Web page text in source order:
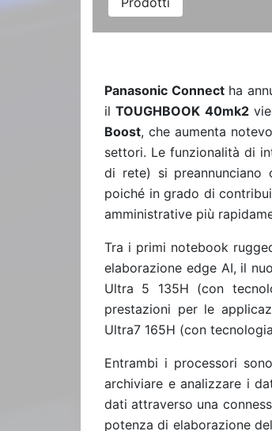
Panasonic Connectha
ilTOUGHBOOK 40mk2
Boost, che aumenta
settori. Le funzionalità di
di rete) si
poiché in grado di
amministrative più
Tra i primi notebook
elaborazione edge AI, il
Ultra 5 135H (con
prestazioni per le
Ultra7 165H (con
Entrambi i processori
archiviare e analizzare i
dati attraverso una
potenza di elaborazione